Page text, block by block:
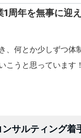
周年を無事に迎
、何とか少しずつ
こうと思っています
サルティング着